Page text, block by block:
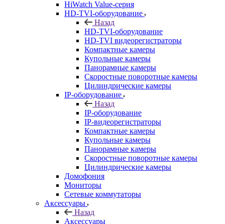
HiWatch Value-серия
HD-TVI-оборудование
Назад
HD-TVI-оборудование
HD-TVI видеорегистраторы
Компактные камеры
Купольные камеры
Панорамные камеры
Скоростные поворотные камеры
Цилиндрические камеры
IP-оборудование
Назад
IP-оборудование
IP-видеорегистраторы
Компактные камеры
Купольные камеры
Панорамные камеры
Скоростные поворотные камеры
Цилиндрические камеры
Домофония
Мониторы
Сетевые коммутаторы
Аксессуары
Назад
Аксессуары